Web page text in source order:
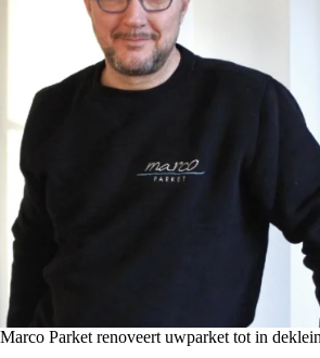
Marco Parket renoveert uwparket tot in